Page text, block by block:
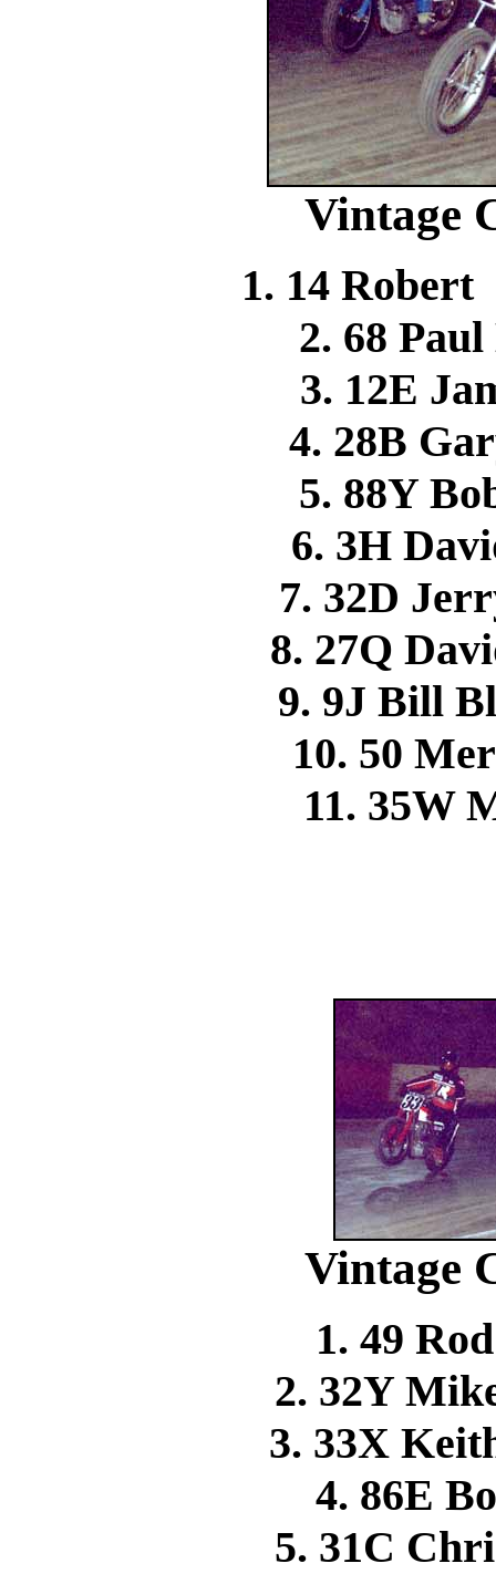
Vintage
1. 14
2. 68
3. 12E
4. 28B
5. 88Y
6. 3H
7. 32D
8. 27Q
9. 9J Bill
10. 50
11. 35W
Vintage
1. 49
2. 32Y
3. 33X
4. 86E
5. 31C